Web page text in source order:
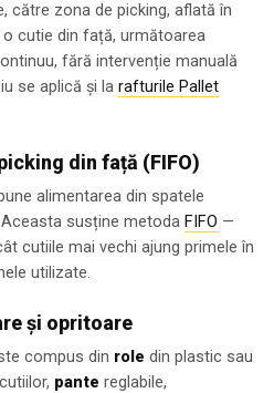
către zona de picking, aflată în
cutie din față, următoarea
fără intervenție manuală
se aplică și la rafturile Pallet
din față (FIFO)
alimentarea din spatele
susține metoda FIFO —
cutiile mai vechi ajung primele în
utilizate.
și opritoare
compus din role din plastic sau
pante reglabile,